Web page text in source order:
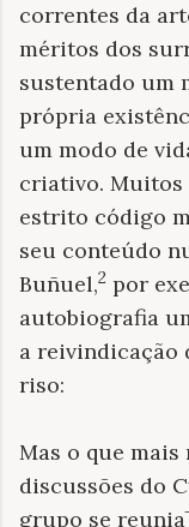
correntes da
méritos dos
sustentado um
própria
um modo de
criativo. Muitos
estrito código
seu conteúdo
Buñuel,2 por
autobiografia
a reivindicação
riso:
Mas o que mais
discussões do
grupo se